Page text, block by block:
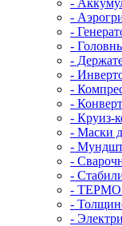
-
-
-
-
-
-
-
- Круиз-
- Маски
-
-
-
-
-
-